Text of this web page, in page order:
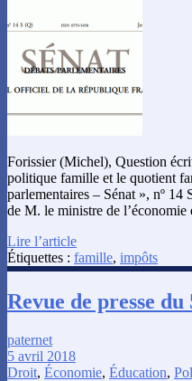
Forissier (Michel), Question
politique famille et le quotient
parlementaires – Sénat », nº
de M. le ministre de
Lire l’article
Étiquettes : famille, impôts
Revue de presse
paternet
5 avril 2018
Droit, Économie, Éducation,